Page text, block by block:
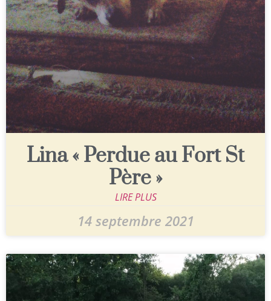
Lina « Perdue au Fort St
Père »
LIRE PLUS
14 septembre 2021